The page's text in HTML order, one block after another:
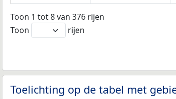
Toon 1 tot 8 van 376 rijen
Toon
rijen
Toelichting op de tabel met